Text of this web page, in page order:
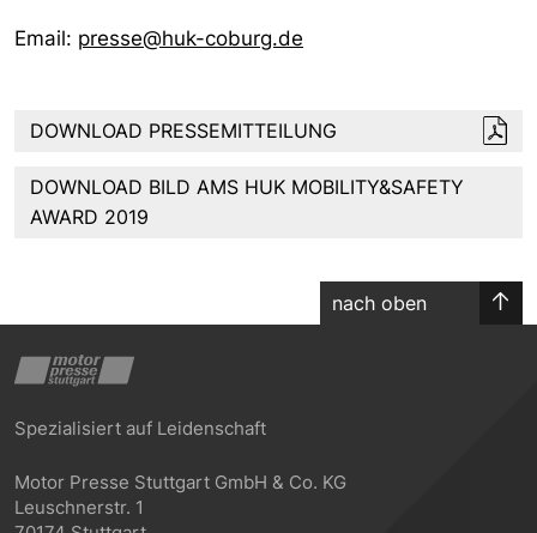
Email: presse@huk-coburg.de
DOWNLOAD PRESSEMITTEILUNG
DOWNLOAD BILD AMS HUK MOBILITY&SAFETY
AWARD 2019
nach oben
Spezialisiert auf Leidenschaft
Motor Presse Stuttgart GmbH & Co. KG
Leuschnerstr. 1